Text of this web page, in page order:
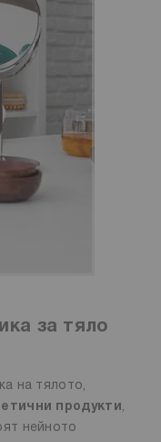
за тяло
на тялото,
продукти ,
нейното